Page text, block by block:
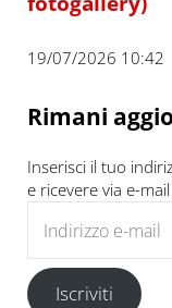
19/07/2026 10:42
Rimani
Inserisci il tuo
e ricevere via e-
Iscriviti